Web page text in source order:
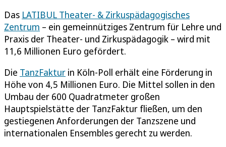
Das LATIBUL Theater- & Zirkuspädagogisches
Zentrum – ein gemeinnütziges Zentrum für Lehre und
Praxis der Theater- und Zirkuspädagogik – wird mit
11,6 Millionen Euro gefördert.
Die TanzFaktur in Köln-Poll erhält eine Förderung in
Höhe von 4,5 Millionen Euro. Die Mittel sollen in den
Umbau der 600 Quadratmeter großen
Hauptspielstätte der TanzFaktur fließen, um den
gestiegenen Anforderungen der Tanzszene und
internationalen Ensembles gerecht zu werden.